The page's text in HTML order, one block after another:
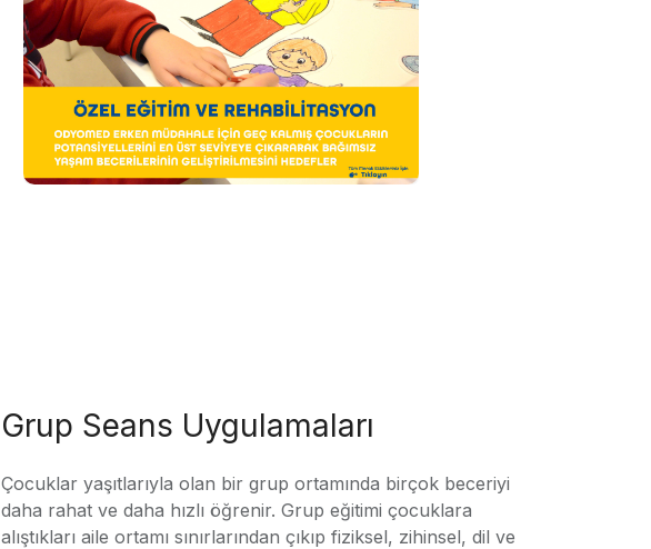
Grup Seans Uygulamaları
Çocuklar yaşıtlarıyla olan bir grup ortamında birçok beceriyi
daha rahat ve daha hızlı öğrenir. Grup eğitimi çocuklara
alıştıkları aile ortamı sınırlarından çıkıp fiziksel, zihinsel, dil ve